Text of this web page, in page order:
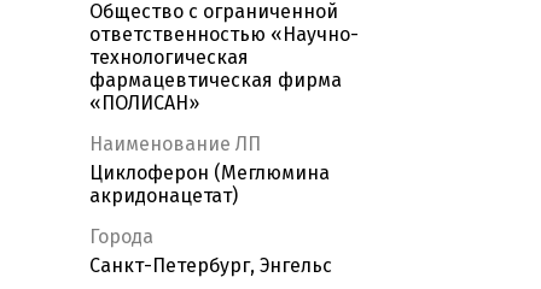
Общество с ограниченной
ответственностью «Научно-
технологическая
фармацевтическая фирма
«ПОЛИСАН»
Наименование ЛП
Циклоферон (Меглюмина
акридонацетат)
Города
Санкт-Петербург, Энгельс